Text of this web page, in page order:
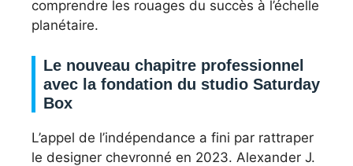
comprendre les rouages du succès à l’échelle
planétaire.
Le nouveau chapitre professionnel
avec la fondation du studio Saturday
Box
L’appel de l’indépendance a fini par rattraper
le designer chevronné en 2023. Alexander J.